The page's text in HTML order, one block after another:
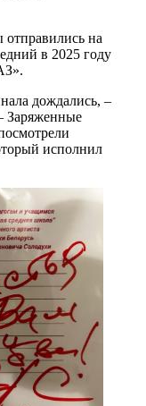
отправились на
в 2025 году
дождались, –
Заряженные
исполнил